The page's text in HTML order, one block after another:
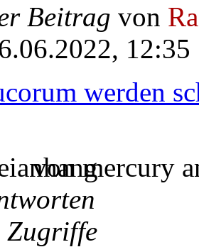
Beitrag von
12:35
werden
von mercury
Zugriffe